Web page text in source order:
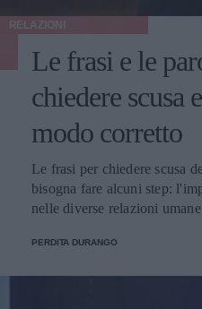
RELAZIONI
Le frasi e le
chiedere scusa
modo corretto
Le frasi per chiedere scusa
bisogna fare alcuni step:
nelle diverse relazioni
PERDITA DURANGO